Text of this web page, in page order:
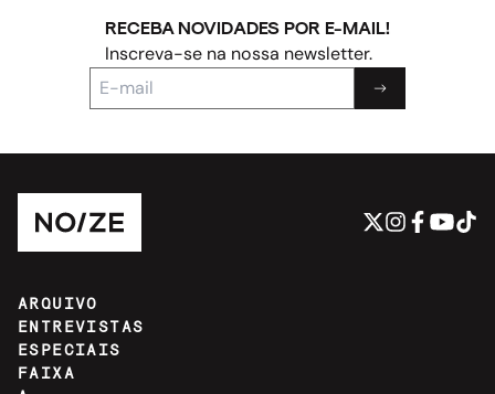
RECEBA NOVIDADES POR E-MAIL!
Inscreva-se na nossa newsletter.
ARQUIVO
ENTREVISTAS
ESPECIAIS
FAIXA